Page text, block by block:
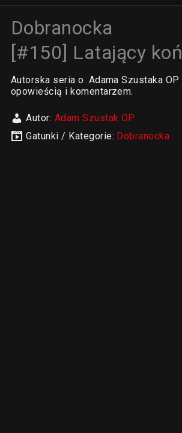
Dobranocka
[#150] Latający koń
Autorska seria o. Adama Szustaka
opowieścią i komentarzem.
Autor: Adam Szustak OP
Gatunki / Kategorie: Dobranocka